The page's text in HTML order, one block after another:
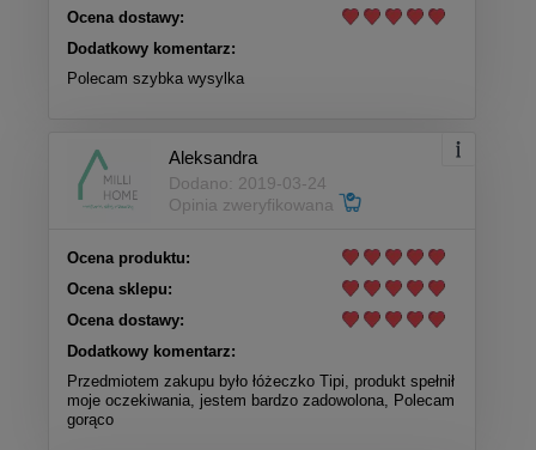
Ocena dostawy:
Dodatkowy komentarz:
Polecam szybka wysylka
Aleksandra
Dodano: 2019-03-24
Opinia zweryfikowana
Ocena produktu:
Ocena sklepu:
Ocena dostawy:
Dodatkowy komentarz:
Przedmiotem zakupu było łóżeczko Tipi, produkt spełnił
moje oczekiwania, jestem bardzo zadowolona, Polecam
gorąco